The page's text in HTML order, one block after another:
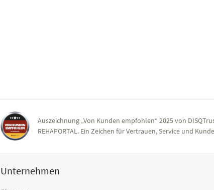
Auszeichnung „Von Kunden empfohlen“ 2025 von
REHAPORTAL. Ein Zeichen für Vertrauen, Service und
Unternehmen